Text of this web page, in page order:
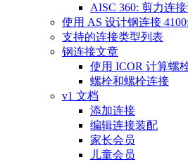
AISC 360: 剪力连
使用 AS 设计钢连接
支持的连接类型列表
钢连接文章
使用 ICOR 计算螺
螺栓和螺栓连接
v1 文档
添加连接
编辑连接装配
家长会员
儿童会员